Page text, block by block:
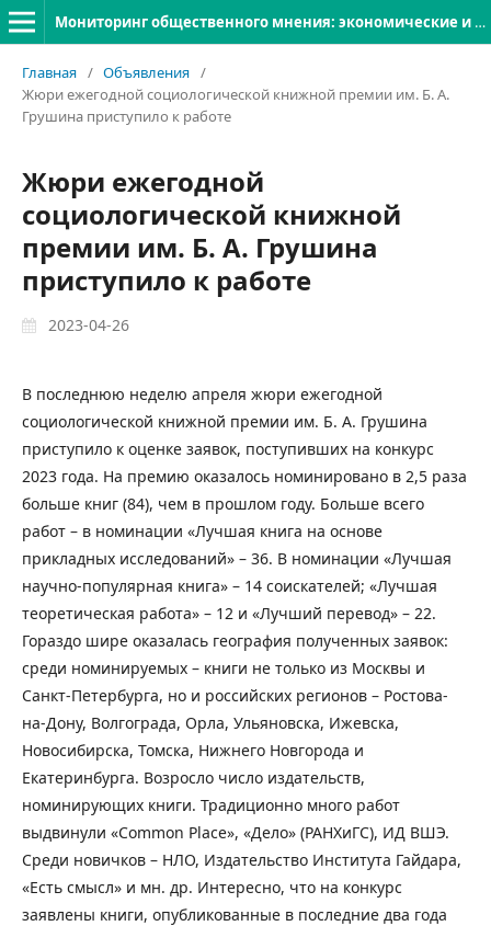
Мониторинг общественного мнения: экономические и социальные перемены
Главная / Объявления /
Жюри ежегодной социологической книжной премии им. Б. А.
Грушина приступило к работе
Жюри ежегодной
социологической книжной
премии им. Б. А. Грушина
приступило к работе
2023-04-26
В последнюю неделю апреля жюри ежегодной
социологической книжной премии им. Б. А. Грушина
приступило к оценке заявок, поступивших на конкурс
2023 года. На премию оказалось номинировано в 2,5 раза
больше книг (84), чем в прошлом году. Больше всего
работ – в номинации «Лучшая книга на основе
прикладных исследований» – 36. В номинации «Лучшая
научно-популярная книга» – 14 соискателей; «Лучшая
теоретическая работа» – 12 и «Лучший перевод» – 22.
Гораздо шире оказалась география полученных заявок:
среди номинируемых – книги не только из Москвы и
Санкт-Петербурга, но и российских регионов – Ростова-
на-Дону, Волгограда, Орла, Ульяновска, Ижевска,
Новосибирска, Томска, Нижнего Новгорода и
Екатеринбурга. Возросло число издательств,
номинирующих книги. Традиционно много работ
выдвинули «Common Place», «Дело» (РАНХиГС), ИД ВШЭ.
Среди новичков – НЛО, Издательство Института Гайдара,
«Есть смысл» и мн. др. Интересно, что на конкурс
заявлены книги, опубликованные в последние два года